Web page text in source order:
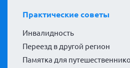
Практические советы
Инвалидность
Переезд в другой регион
Памятка для